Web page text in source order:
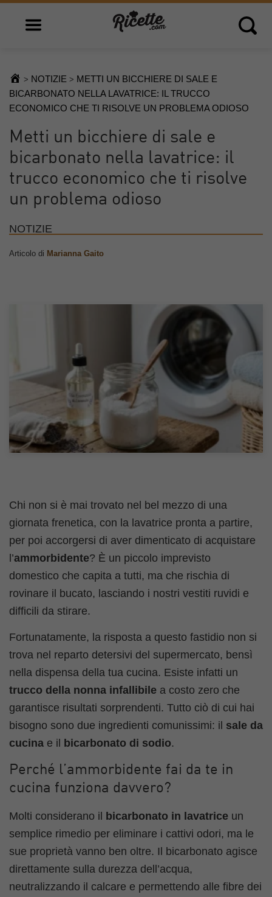
Open main menu Open
> NOTIZIE > METTI UN BICCHIERE DI SALE E
BICARBONATO NELLA LAVATRICE: IL TRUCCO
ECONOMICO CHE TI RISOLVE UN PROBLEMA ODIOSO
Metti un bicchiere di sale e
bicarbonato nella lavatrice: il
trucco economico che ti risolve
un problema odioso
NOTIZIE
Articolo di Marianna Gaito
Chi non si è mai trovato nel bel mezzo di una
giornata frenetica, con la lavatrice pronta a partire,
per poi accorgersi di aver dimenticato di acquistare
l’ammorbidente? È un piccolo imprevisto
domestico che capita a tutti, ma che rischia di
rovinare il bucato, lasciando i nostri vestiti ruvidi e
difficili da stirare.
Fortunatamente, la risposta a questo fastidio non si
trova nel reparto detersivi del supermercato, bensì
nella dispensa della tua cucina. Esiste infatti un
trucco della nonna infallibile a costo zero che
garantisce risultati sorprendenti. Tutto ciò di cui hai
bisogno sono due ingredienti comunissimi: il sale da
cucina e il bicarbonato di sodio.
Perché l’ammorbidente fai da te in
cucina funziona davvero?
Molti considerano il bicarbonato in lavatrice un
semplice rimedio per eliminare i cattivi odori, ma le
sue proprietà vanno ben oltre. Il bicarbonato agisce
direttamente sulla durezza dell’acqua,
neutralizzando il calcare e permettendo alle fibre dei